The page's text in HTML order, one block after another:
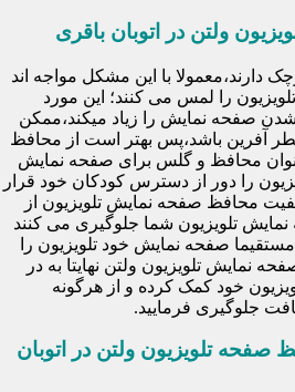
ولتن در اتوبان باقری
دارند،معمولا با این مشکل مواجه اند
را لمس می کنند؛ این مورد
شدن صفحه نمایش را زیاد میکند،ممکن
آفرین باشد،پس بهتر است از محافظ
محافظ و گلس برای صفحه نمایش
را دور از دسترس کودکان خود قرار
محافظ صفحه نمایش تلویزیون از
تلویزیون شما جلوگیری می کنند
صفحه نمایش خود تلویزیون را
نمایش تلویزیون ولتن نهایتا به در
خود کمک کرده و از هرگونه
جلوگیری فرمایید.
صفحه تلویزیون ولتن در اتوبان